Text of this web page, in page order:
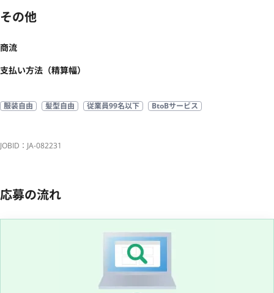
その他
商流
支払い方法（精算幅）
服装自由 髪型自由 従業員99名以下 BtoBサービス
JOBID：JA-082231
応募の流れ